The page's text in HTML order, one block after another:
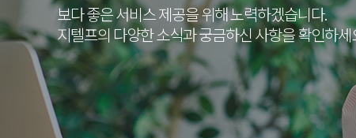
보다 좋은 서비스 제공을 위해 노력하겠습니다.
지텔프의 다양한 소식과 궁금하신 사항을 확인하세